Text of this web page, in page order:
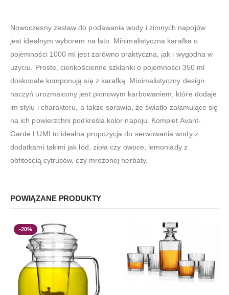
Nowoczesny zestaw do podawania wody i zimnych napojów
jest idealnym wyborem na lato. Minimalistyczna karafka o
pojemności 1000 ml jest zarówno praktyczna, jak i wygodna w
użyciu. Proste, cienkościenne szklanki o pojemności 350 ml
doskonale komponują się z karafką. Minimalistyczny design
naczyń urozmaicony jest pionowym karbowaniem, które dodaje
im stylu i charakteru, a także sprawia, że światło załamujące się
na ich powierzchni podkreśla kolor napoju. Komplet Avant-
Garde LUMI to idealna propozycja do serwowania wody z
dodatkami takimi jak lód, zioła czy owoce, lemoniady z
obfitością cytrusów, czy mrożonej herbaty.
POWIĄZANE PRODUKTY
-20%